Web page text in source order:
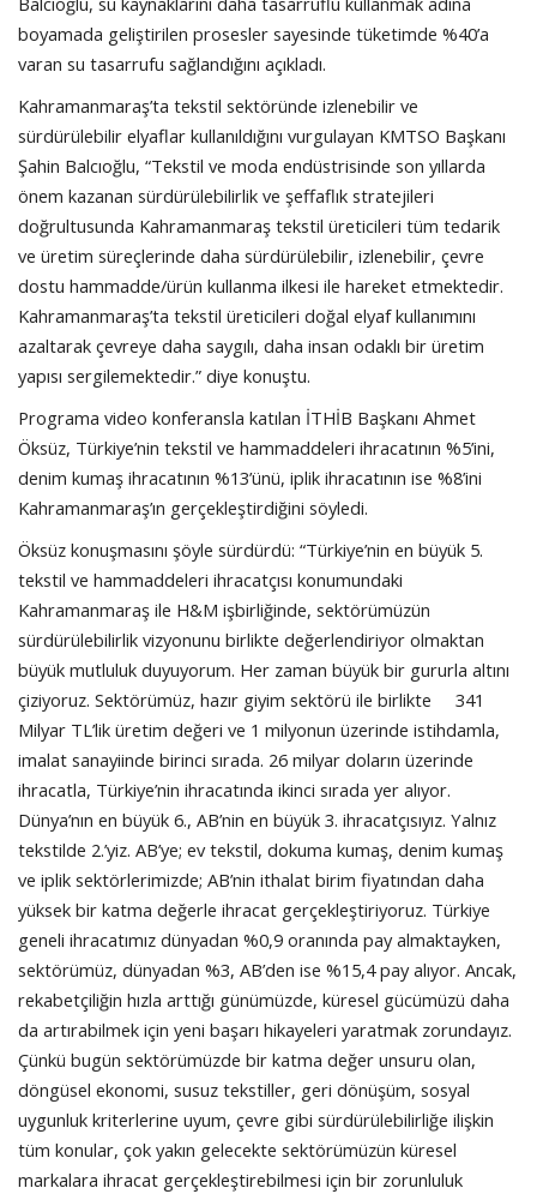
boyamada geliştirilen prosesler sayesinde tüketimde %40’a
varan su tasarrufu sağlandığını açıkladı.
Kahramanmaraş’ta tekstil sektöründe izlenebilir ve
sürdürülebilir elyaflar kullanıldığını vurgulayan KMTSO Başkanı
Şahin Balcıoğlu, “Tekstil ve moda endüstrisinde son yıllarda
önem kazanan sürdürülebilirlik ve şeffaflık stratejileri
doğrultusunda Kahramanmaraş tekstil üreticileri tüm tedarik
ve üretim süreçlerinde daha sürdürülebilir, izlenebilir, çevre
dostu hammadde/ürün kullanma ilkesi ile hareket etmektedir.
Kahramanmaraş’ta tekstil üreticileri doğal elyaf kullanımını
azaltarak çevreye daha saygılı, daha insan odaklı bir üretim
yapısı sergilemektedir.” diye konuştu.
Programa video konferansla katılan İTHİB Başkanı Ahmet
Öksüz, Türkiye’nin tekstil ve hammaddeleri ihracatının %5’ini,
denim kumaş ihracatının %13’ünü, iplik ihracatının ise %8’ini
Kahramanmaraş’ın gerçekleştirdiğini söyledi.
Öksüz konuşmasını şöyle sürdürdü: “Türkiye’nin en büyük 5.
tekstil ve hammaddeleri ihracatçısı konumundaki
Kahramanmaraş ile H&M işbirliğinde, sektörümüzün
sürdürülebilirlik vizyonunu birlikte değerlendiriyor olmaktan
büyük mutluluk duyuyorum. Her zaman büyük bir gururla altını
çiziyoruz. Sektörümüz, hazır giyim sektörü ile birlikte 341
Milyar TL’lik üretim değeri ve 1 milyonun üzerinde istihdamla,
imalat sanayiinde birinci sırada. 26 milyar doların üzerinde
ihracatla, Türkiye’nin ihracatında ikinci sırada yer alıyor.
Dünya’nın en büyük 6., AB’nin en büyük 3. ihracatçısıyız. Yalnız
tekstilde 2.’yiz. AB’ye; ev tekstil, dokuma kumaş, denim kumaş
ve iplik sektörlerimizde; AB’nin ithalat birim fiyatından daha
yüksek bir katma değerle ihracat gerçekleştiriyoruz. Türkiye
geneli ihracatımız dünyadan %0,9 oranında pay almaktayken,
sektörümüz, dünyadan %3, AB’den ise %15,4 pay alıyor. Ancak,
rekabetçiliğin hızla arttığı günümüzde, küresel gücümüzü daha
da artırabilmek için yeni başarı hikayeleri yaratmak zorundayız.
Çünkü bugün sektörümüzde bir katma değer unsuru olan,
döngüsel ekonomi, susuz tekstiller, geri dönüşüm, sosyal
uygunluk kriterlerine uyum, çevre gibi sürdürülebilirliğe ilişkin
tüm konular, çok yakın gelecekte sektörümüzün küresel
markalara ihracat gerçekleştirebilmesi için bir zorunluluk